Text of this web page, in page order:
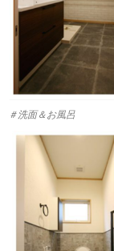
＃洗面＆お風呂